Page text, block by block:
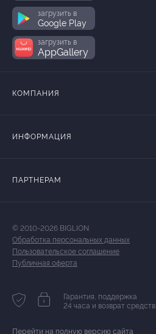
загрузить в
Google Play
загрузить в
AppGallery
КОМПАНИЯ
ИНФОРМАЦИЯ
ПАРТНЕРАМ
© 2010-2026 BIGLION
Обработка персональных данных
Пользовательское соглашение
Публичная оферта
Гарантия, поддержка
24 часа и возврат средств
Перейти на полную версию сайта